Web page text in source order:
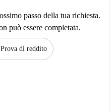
passo della tua richiesta.
può essere completata.
Prova di reddito